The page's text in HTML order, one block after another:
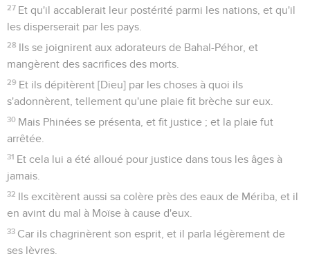
27 Et qu'il accablerait leur postérité parmi les nations, et qu'il
les disperserait par les pays.
28 Ils se joignirent aux adorateurs de Bahal-Péhor, et
mangèrent des sacrifices des morts.
29 Et ils dépitèrent [Dieu] par les choses à quoi ils
s'adonnèrent, tellement qu'une plaie fit brèche sur eux.
30 Mais Phinées se présenta, et fit justice ; et la plaie fut
arrêtée.
31 Et cela lui a été alloué pour justice dans tous les âges à
jamais.
32 Ils excitèrent aussi sa colère près des eaux de Mériba, et il
en avint du mal à Moïse à cause d'eux.
33 Car ils chagrinèrent son esprit, et il parla légèrement de
ses lèvres.